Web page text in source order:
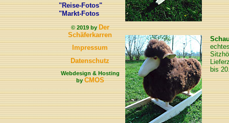
"Reise-Fotos"
"Markt-Fotos
© 2019 byDer
Schäferkarren
Impressum
Datenschutz
Webdesign & Hosting
byCMOS
bis